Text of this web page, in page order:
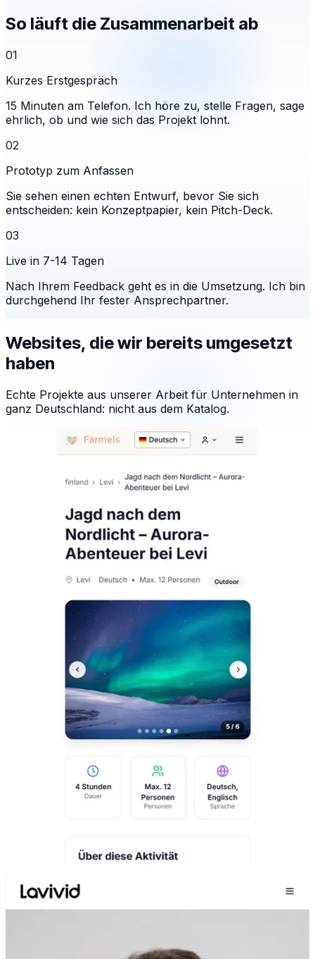
So läuft die Zusammenarbeit ab
01
Kurzes Erstgespräch
15 Minuten am Telefon. Ich höre zu, stelle Fragen, sage
ehrlich, ob und wie sich das Projekt lohnt.
02
Prototyp zum Anfassen
Sie sehen einen echten Entwurf, bevor Sie sich
entscheiden: kein Konzeptpapier, kein Pitch-Deck.
03
Live in 7-14 Tagen
Nach Ihrem Feedback geht es in die Umsetzung. Ich bin
durchgehend Ihr fester Ansprechpartner.
Websites, die wir bereits umgesetzt
haben
Echte Projekte aus unserer Arbeit für Unternehmen in
ganz Deutschland: nicht aus dem Katalog.